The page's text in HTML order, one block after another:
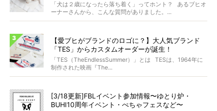
「犬は２歳になったら落ち着く」ってホント？ あるブヒオ
ーナーさんから、こんな質問がありました。...
【愛ブヒがブランドのロゴに？】大人気ブランド
「TES」からカスタムオーダーが誕生！
「TES（TheEndlessSummer）」とは TESは、1964年に
制作された映画『The...
[3/18更新]FBLイベント参加情報〜ゆとり炉・
BUHI10周年イベント・ぺちゃフェスなど〜